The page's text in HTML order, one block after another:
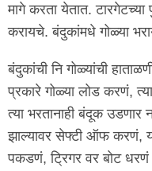
मागे करता येतात.
करायचे. बंदुकांमधे गोळ्या
बंदुकांची नि गोळ्यांची
प्रकारे गोळ्या लोड करणं,
त्या भरतानाही बंदूक उडणार
झाल्यावर सेफ्टी ऑफ करणं,
पकडणं, ट्रिगर वर बोट